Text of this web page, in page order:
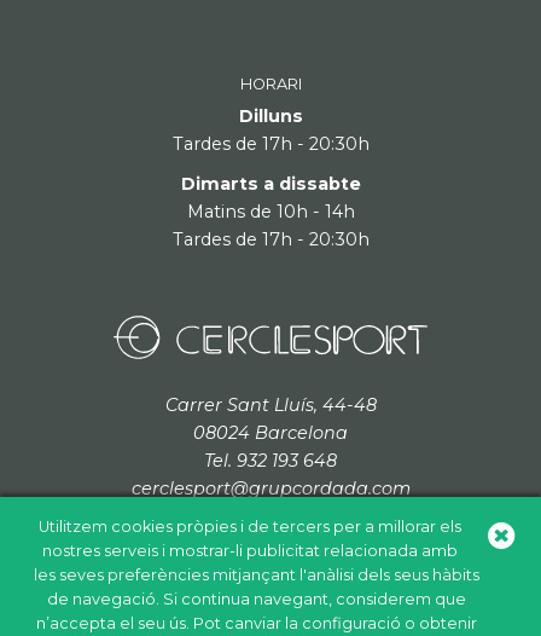
Utilitzem cookies pròpies i de tercers per a millorar els
nostres serveis i mostrar-li publicitat relacionada amb
les seves preferències mitjançant l'anàlisi dels seus hàbits
de navegació. Si continua navegant, considerem que
n’accepta el seu ús. Pot canviar la configuració o obtenir
HORARI
Dilluns
Tardes de 17h - 20:30h
Dimarts a dissabte
Matins de 10h - 14h
Tardes de 17h - 20:30h
Carrer Sant Lluís, 44-48
08024 Barcelona
Tel. 932 193 648
cerclesport@grupcordada.com
Política de cookies Política de privacitat Avís legal